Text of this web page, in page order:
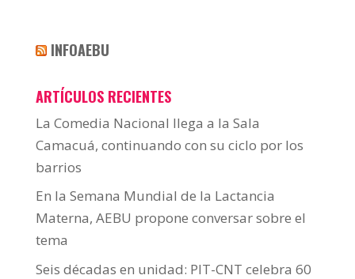
INFOAEBU
ARTÍCULOS RECIENTES
La Comedia Nacional llega a la Sala
Camacuá, continuando con su ciclo por los
barrios
En la Semana Mundial de la Lactancia
Materna, AEBU propone conversar sobre el
tema
Seis décadas en unidad: PIT-CNT celebra 60